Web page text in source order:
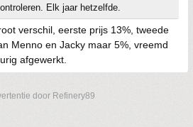
Elk jaar hetzelfde.
verschil, eerste prijs 13%, tweede
Menno en Jacky maar 5%, vreemd
afgewerkt.
door Refinery89